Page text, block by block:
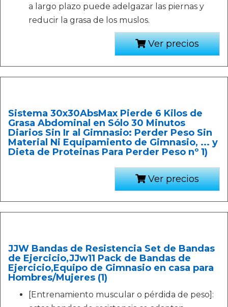
a largo plazo puede adelgazar las piernas y
reducir la grasa de los muslos.
Ver precios
Sistema 30x30AbsMax Pierde 6 Kilos de
Grasa Abdominal en Sólo 30 Minutos
Diarios Sin Ir al Gimnasio: Perder Peso Sin
Material Ni Equipamiento de Gimnasio, ... y
Dieta de Proteinas Para Perder Peso nº 1)
Ver precios
JJW Bandas de Resistencia Set de Bandas
de Ejercicio,JJw11 Pack de Bandas de
Ejercicio,Equipo de Gimnasio en casa para
Hombres/Mujeres (1)
[Entrenamiento muscular o pérdida de peso]: